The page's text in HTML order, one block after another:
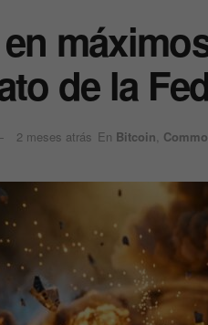
de la
2 meses atrás En Bitcoin